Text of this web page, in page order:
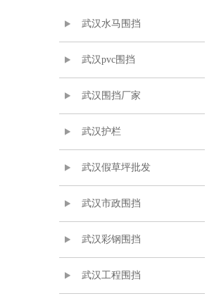
武汉水马围挡
武汉pvc围挡
武汉围挡厂家
武汉护栏
武汉假草坪批发
武汉市政围挡
武汉彩钢围挡
武汉工程围挡